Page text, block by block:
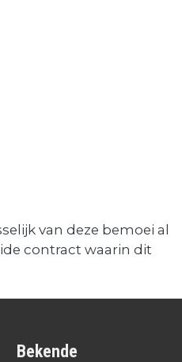
van deze bemoei al
contract waarin dit
Bekende